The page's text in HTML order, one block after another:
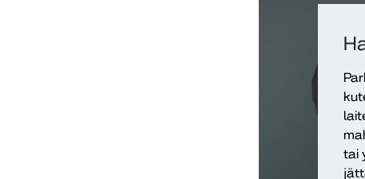
tai